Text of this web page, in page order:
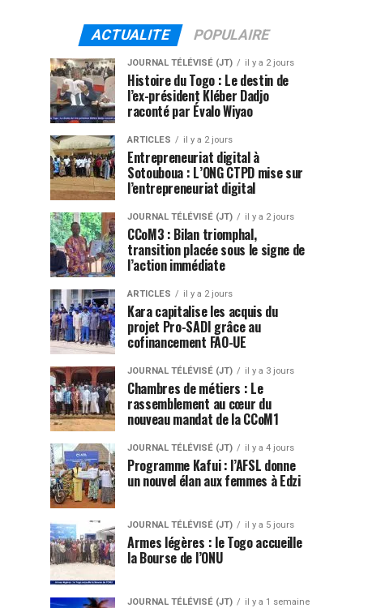
ACTUALITE POPULAIRE
JOURNAL TÉLÉVISÉ (JT) il y a 2 jours
Histoire du Togo : Le destin de
l’ex-président Kléber Dadjo
raconté par Évalo Wiyao
ARTICLES il y a 2 jours
Entrepreneuriat digital à
Sotouboua : L’ONG CTPD mise sur
l’entrepreneuriat digital
JOURNAL TÉLÉVISÉ (JT) il y a 2 jours
CCoM3 : Bilan triomphal,
transition placée sous le signe de
l’action immédiate
ARTICLES il y a 2 jours
Kara capitalise les acquis du
projet Pro-SADI grâce au
cofinancement FAO-UE
JOURNAL TÉLÉVISÉ (JT) il y a 3 jours
Chambres de métiers : Le
rassemblement au cœur du
nouveau mandat de la CCoM1
JOURNAL TÉLÉVISÉ (JT) il y a 4 jours
Programme Kafui : l’AFSL donne
un nouvel élan aux femmes à Edzi
JOURNAL TÉLÉVISÉ (JT) il y a 5 jours
Armes légères : le Togo accueille
la Bourse de l’ONU
JOURNAL TÉLÉVISÉ (JT) il y a 1 semaine